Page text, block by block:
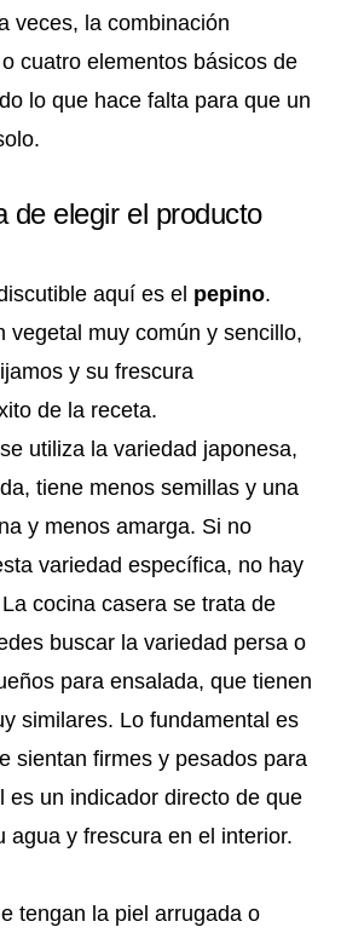
veces, la combinación
cuatro elementos básicos de
lo que hace falta para que un
de elegir el producto
aquí es el pepino.
vegetal muy común y sencillo,
y su frescura
de la receta.
utiliza la variedad japonesa,
tiene menos semillas y una
y menos amarga. Si no
variedad específica, no hay
cocina casera se trata de
buscar la variedad persa o
para ensalada, que tienen
similares. Lo fundamental es
sientan firmes y pesados para
es un indicador directo de que
agua y frescura en el interior.
tengan la piel arrugada o